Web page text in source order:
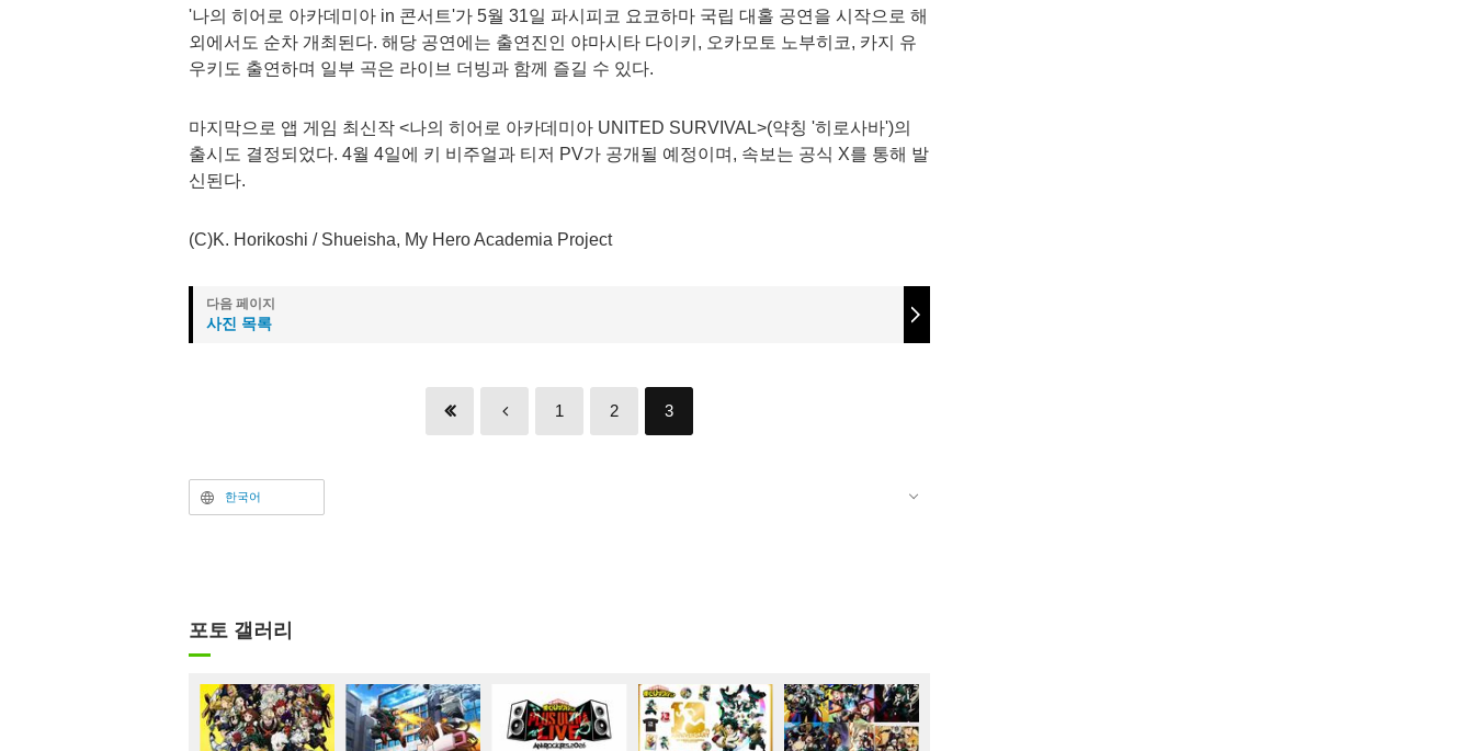
'나의 히어로 아카데미아 in 콘서트'가 5월 31일 파시피코 요코하마 국립 대홀 공연을 시작으로 해
외에서도 순차 개최된다. 해당 공연에는 출연진인 야마시타 다이키, 오카모토 노부히코, 카지 유
우키도 출연하며 일부 곡은 라이브 더빙과 함께 즐길 수 있다.
마지막으로 앱 게임 최신작 <나의 히어로 아카데미아 UNITED SURVIVAL>(약칭 '히로사바')의
출시도 결정되었다. 4월 4일에 키 비주얼과 티저 PV가 공개될 예정이며, 속보는 공식 X를 통해 발
신된다.
(C)K. Horikoshi / Shueisha, My Hero Academia Project
사진 목록
1 2 3
한국어
포토 갤러리